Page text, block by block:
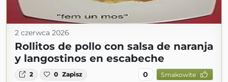
2 czerwca 2026
Rollitos de pollo con salsa de naranja
y langostinos en escabeche
2 0 Zapisz 0 Smakowite